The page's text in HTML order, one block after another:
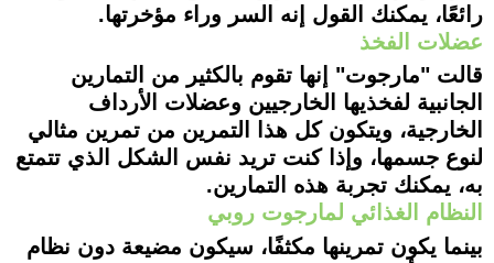
رائعًا، يمكنك القول إنه السر وراء مؤخرتها.
عضلات الفخذ
قالت "مارجوت" إنها تقوم بالكثير من التمارين
الجانبية لفخذيها الخارجيين وعضلات الأرداف
الخارجية، ويتكون كل هذا التمرين من تمرين مثالي
لنوع جسمها، وإذا كنت تريد نفس الشكل الذي تتمتع
به، يمكنك تجربة هذه التمارين.
النظام الغذائي لمارجوت روبي
بينما يكون تمرينها مكثفًا، سيكون مضيعة دون نظام